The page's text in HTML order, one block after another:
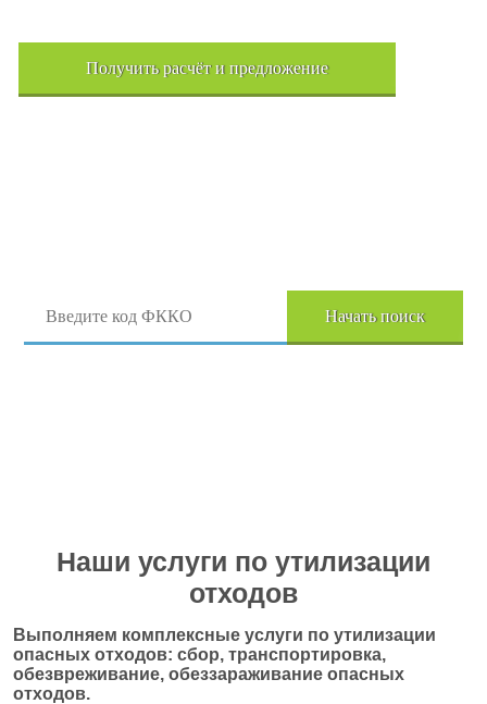
Получить расчёт и предложение
Начать поиск
Наши услуги по утилизации
отходов
Выполняем комплексные услуги по утилизации
опасных отходов: сбор, транспортировка,
обезвреживание, обеззараживание опасных
отходов.